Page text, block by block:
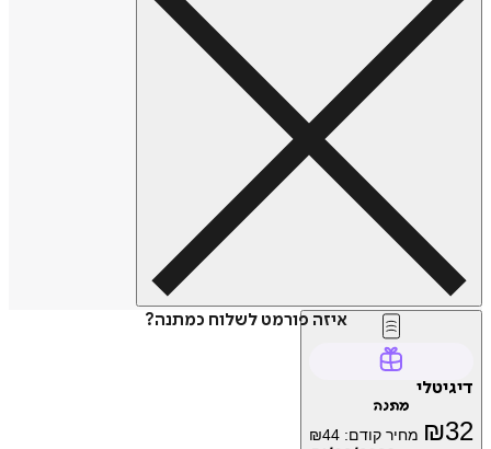
איזה פורמט לשלוח כמתנה?
דיגיטלי
מתנה
₪32 מחיר קודם: ₪44